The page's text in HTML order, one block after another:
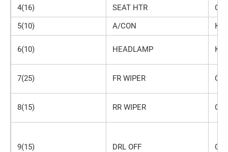
4(16) SEAT HTR
5(10)
A/CON
6(10) HEADLAMP
7(25) FR WIPER
8(15) RR WIPER
9(15) DRL OFF